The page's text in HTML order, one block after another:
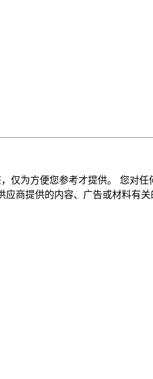
为方便您参考才提供。 您对任
商提供的内容、广告或材料有关